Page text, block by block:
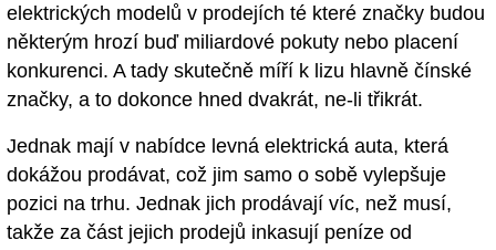
elektrických modelů v prodejích té které značky budou
některým hrozí buď miliardové pokuty nebo placení
konkurenci. A tady skutečně míří k lizu hlavně čínské
značky, a to dokonce hned dvakrát, ne-li třikrát.
Jednak mají v nabídce levná elektrická auta, která
dokážou prodávat, což jim samo o sobě vylepšuje
pozici na trhu. Jednak jich prodávají víc, než musí,
takže za část jejich prodejů inkasují peníze od